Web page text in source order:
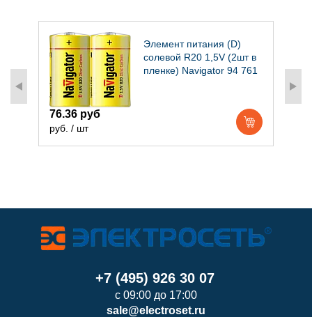
Элемент питания (D)
солевой R20 1,5V (2шт в
пленке) Navigator 94 761
76.36 руб
руб. / шт
+7 (495) 926 30 07
с 09:00 до 17:00
sale@electroset.ru